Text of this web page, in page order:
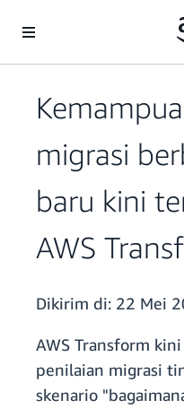
migrasi
baru kini
AWS
Dikirim di: 22 Mei
AWS Transform
penilaian migrasi
skenario